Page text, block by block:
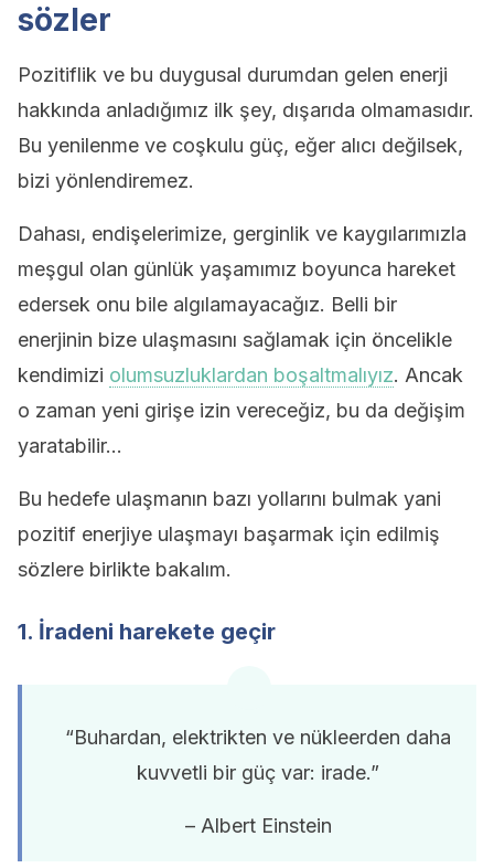
sözler
Pozitiflik ve bu duygusal durumdan gelen enerji
hakkında anladığımız ilk şey, dışarıda olmamasıdır.
Bu yenilenme ve coşkulu güç, eğer alıcı değilsek,
bizi yönlendiremez.
Dahası, endişelerimize, gerginlik ve kaygılarımızla
meşgul olan günlük yaşamımız boyunca hareket
edersek onu bile algılamayacağız. Belli bir
enerjinin bize ulaşmasını sağlamak için öncelikle
kendimizi olumsuzluklardan boşaltmalıyız. Ancak
o zaman yeni girişe izin vereceğiz, bu da değişim
yaratabilir…
Bu hedefe ulaşmanın bazı yollarını bulmak yani
pozitif enerjiye ulaşmayı başarmak için edilmiş
sözlere birlikte bakalım.
1. İradeni harekete geçir
“Buhardan, elektrikten ve nükleerden daha
kuvvetli bir güç var: irade.”
– Albert Einstein